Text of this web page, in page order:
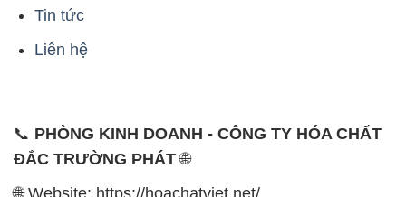
đầu trong lĩnh vực kinh doanh và phân phối các loại
hóa chất công nghiệp đa dạng, nhằm đáp ứng nhu
mọi nhu cầu của khách hàng với tiêu chí hàng đầu.
Để đạt được mục tiêu này, chúng tôi cung cấp những
sản phẩm hóa chất chất lượng cao với giá thành hợp